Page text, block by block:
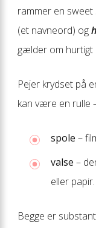
rammer en
(et navneord) og
gælder om hurtigt
Pejer krydset på
kan være en rulle
spole –
valse –
eller papir.
Begge er